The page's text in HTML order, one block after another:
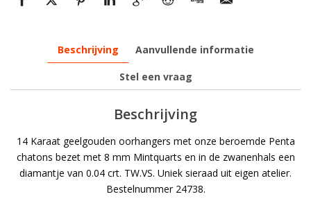
Beschrijving Aanvullende informatie
Stel een vraag
Beschrijving
14 Karaat geelgouden oorhangers met onze beroemde Penta
chatons bezet met 8 mm Mintquarts en in de zwanenhals een
diamantje van 0.04 crt. TW.VS. Uniek sieraad uit eigen atelier.
Bestelnummer 24738.